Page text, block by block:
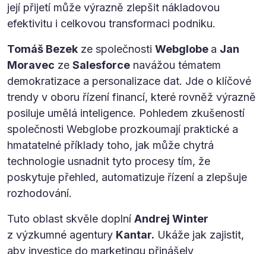
její přijetí může výrazně zlepšit nákladovou
efektivitu i celkovou transformaci podniku.
Tomáš Bezek ze společnosti Webglobe a Jan
Moravec ze Salesforce navážou tématem
demokratizace a personalizace dat. Jde o klíčové
trendy v oboru řízení financí, které rovněž výrazně
posiluje umělá inteligence. Pohledem zkušeností
společnosti Webglobe prozkoumají praktické a
hmatatelné příklady toho, jak může chytrá
technologie usnadnit tyto procesy tím, že
poskytuje přehled, automatizuje řízení a zlepšuje
rozhodování.
Tuto oblast skvěle doplní Andrej Winter
z výzkumné agentury Kantar. Ukáže jak zajistit,
aby investice do marketingu přinášely